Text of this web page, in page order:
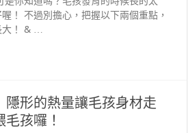
！ 不過別擔心，把握以下兩個重點，
大！ & …
隱形的熱量讓毛孩身材走
孩囉！